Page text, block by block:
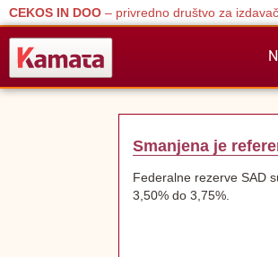
CEKOS IN DOO – privredno društvo za
Smanjena je
Federalne rezerve SAD
3,50% do 3,75%.